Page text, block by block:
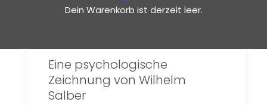
Dein Warenkorb ist derzeit leer.
Eine psychologische
Zeichnung von Wilhelm
Salber